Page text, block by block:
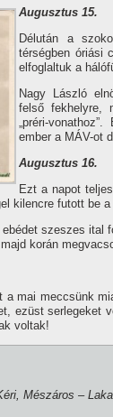
Augusztus 15.
Délután a
térségben óriási
elfoglaltuk a
Nagy László
felső fekhelyre,
„préri-
ember a MÁV-ot
Augusztus 16.
Ezt a napot
futott be a
szeszes
korán
mai meccsünk
ezüst serlegeket
voltak!
Mészáros –